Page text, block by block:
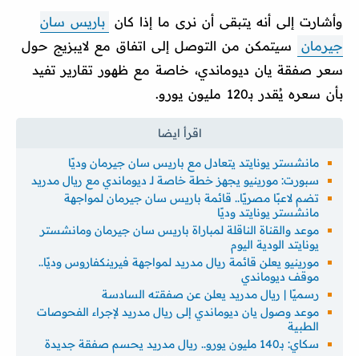
وأشارت إلى أنه يتبقى أن نرى ما إذا كان باريس سان
جيرمان
سيتمكن من التوصل إلى اتفاق مع لايبزيج حول
سعر صفقة يان ديوماندي، خاصة مع ظهور تقارير تفيد
بأن سعره يُقدر بـ120 مليون يورو.
مانشستر يونايتد يتعادل مع باريس سان جيرمان وديًا
سبورت: مورينيو يجهز خطة خاصة لـ ديوماندي مع ريال مدريد
تضم لاعبًا مصريًا.. قائمة باريس سان جيرمان لمواجهة
مانشستر يونايتد وديًا
موعد والقناة الناقلة لمباراة باريس سان جيرمان ومانشستر
يونايتد الودية اليوم
مورينيو يعلن قائمة ريال مدريد لمواجهة فيرينكفاروس وديًا..
موقف ديوماندي
رسميًا | ريال مدريد يعلن عن صفقته السادسة
موعد وصول يان ديوماندي إلى ريال مدريد لإجراء الفحوصات
الطبية
سكاي: بـ140 مليون يورو.. ريال مدريد يحسم صفقة جديدة